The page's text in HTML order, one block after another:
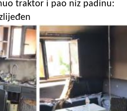
traktor i pao niz padinu: